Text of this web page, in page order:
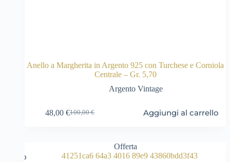
Anello a Margherita in Argento 925 con Turchese e Corniola
Centrale – Gr. 5,70
Argento Vintage
100,00€
Il
100,00 €.
48,00 €Il
48,00 €.
Aggiungi al carrello
Offerta